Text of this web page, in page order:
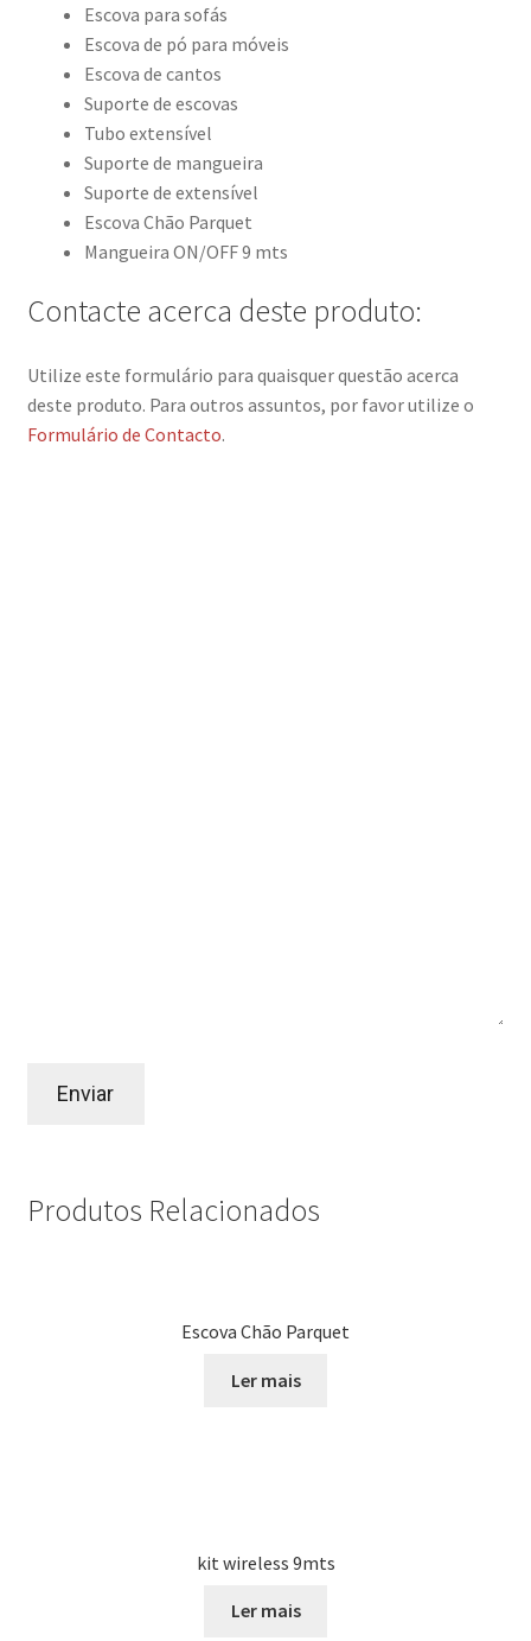
Escova para sofás
Escova de pó para móveis
Escova de cantos
Suporte de escovas
Tubo extensível
Suporte de mangueira
Suporte de extensível
Escova Chão Parquet
Mangueira ON/OFF 9 mts
Contacte acerca deste produto:
Utilize este formulário para quaisquer questão acerca
deste produto. Para outros assuntos, por favor utilize o
Formulário de Contacto.
Produtos Relacionados
Escova Chão Parquet
Ler mais
kit wireless 9mts
Ler mais